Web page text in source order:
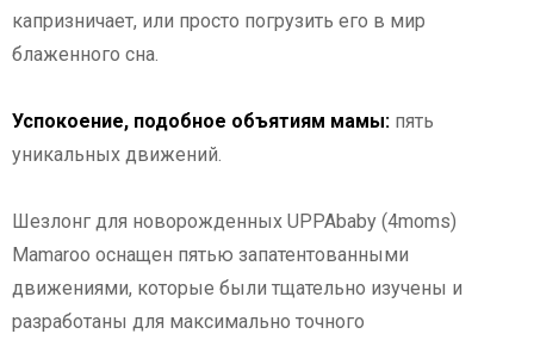
капризничает, или просто погрузить его в мир
блаженного сна.
Успокоение, подобное объятиям мамы: пять
уникальных движений.
Шезлонг для новорожденных UPPAbaby (4moms)
Mamaroo оснащен пятью запатентованными
движениями, которые были тщательно изучены и
разработаны для максимально точного